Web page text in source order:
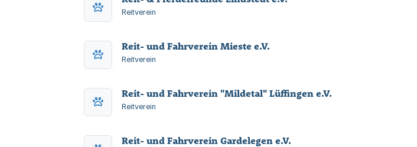
Reitverein
Reit- und Fahrverein Mieste e.V.
Reitverein
Reit- und Fahrverein "Mildetal" Lüffingen e.V.
Reitverein
Reit- und Fahrverein Gardelegen e.V.